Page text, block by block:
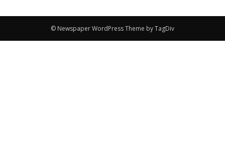
© Newspaper WordPress Theme by TagDiv